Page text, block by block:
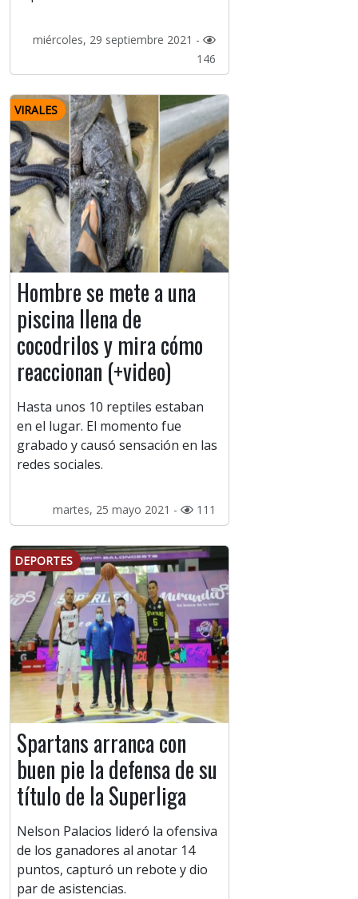
miércoles, 29 septiembre 2021 -
146
VIRALES
Hombre se mete a una
piscina llena de
cocodrilos y mira cómo
reaccionan (+video)
Hasta unos 10 reptiles estaban
en el lugar. El momento fue
grabado y causó sensación en las
redes sociales.
martes, 25 mayo 2021 - 111
DEPORTES
Spartans arranca con
buen pie la defensa de su
título de la Superliga
Nelson Palacios lideró la ofensiva
de los ganadores al anotar 14
puntos, capturó un rebote y dio
par de asistencias.